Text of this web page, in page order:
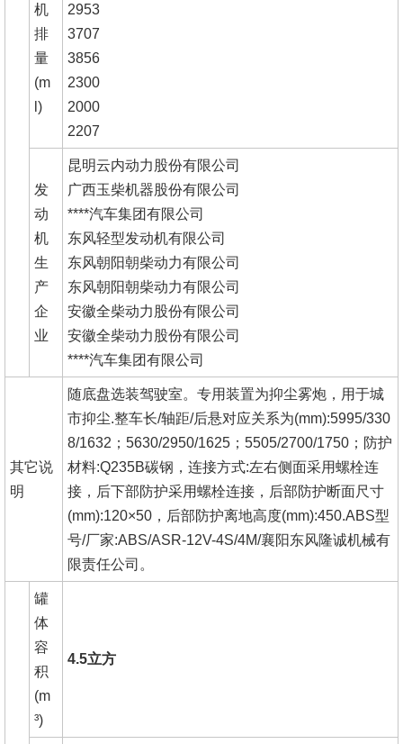
机
排
量
(m
l)
2953
3707
3856
2300
2000
2207
发
动
机
生
产
企
业
昆明云内动力股份有限公司
广西玉柴机器股份有限公司
****汽车集团有限公司
东风轻型发动机有限公司
东风朝阳朝柴动力有限公司
东风朝阳朝柴动力有限公司
安徽全柴动力股份有限公司
安徽全柴动力股份有限公司
****汽车集团有限公司
其它说
明
随底盘选装驾驶室。专用装置为抑尘雾炮，用于城
市抑尘.整车长/轴距/后悬对应关系为(mm):5995/330
8/1632；5630/2950/1625；5505/2700/1750；防护
材料:Q235B碳钢，连接方式:左右侧面采用螺栓连
接，后下部防护采用螺栓连接，后部防护断面尺寸
(mm):120×50，后部防护离地高度(mm):450.ABS型
号/厂家:ABS/ASR-12V-4S/4M/襄阳东风隆诚机械有
限责任公司。
罐
体
容
积
(m
³)
4.5立方